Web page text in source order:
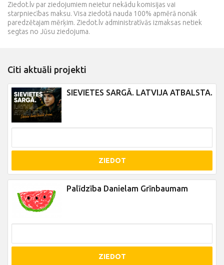
Ziedot.lv par ziedojumiem neietur nekādu komisijas vai
starpniecības maksu. Visa ziedotā nauda 100% apmērā nonāk
paredzētajam mērķim. Ziedot.lv administratīvās izmaksas netiek
segtas no Jūsu ziedojuma.
Citi aktuāli projekti
SIEVIETES SARGĀ. LATVIJA ATBALSTA.
ZIEDOT
Palīdzība Danielam Grīnbaumam
ZIEDOT